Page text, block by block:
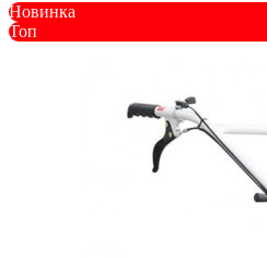
Новинка
Топ